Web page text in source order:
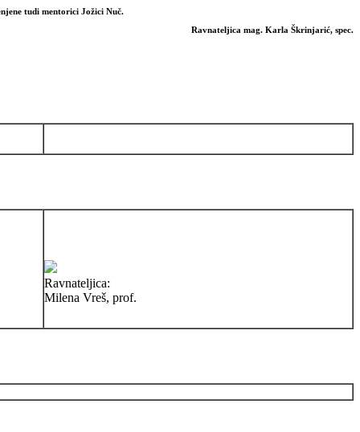
tudi mentorici Jožici Nuč.
Ravnateljica mag. Karla Škrinjarić, spec.
Ravnateljica:
Milena Vreš, prof.